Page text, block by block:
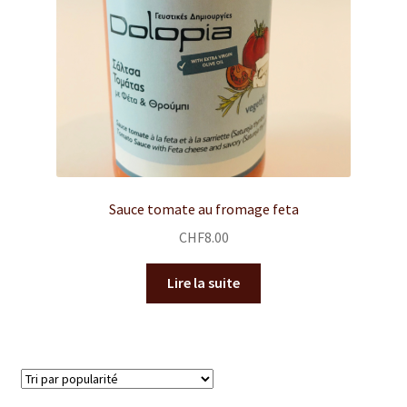
Sauce tomate au fromage feta
CHF8.00
Lire la suite